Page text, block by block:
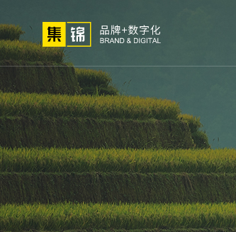
高端网站
定制
小程序开
发
01
关于我们
公司简介
荣誉资质
集锦文化
02
网站策划
方法论